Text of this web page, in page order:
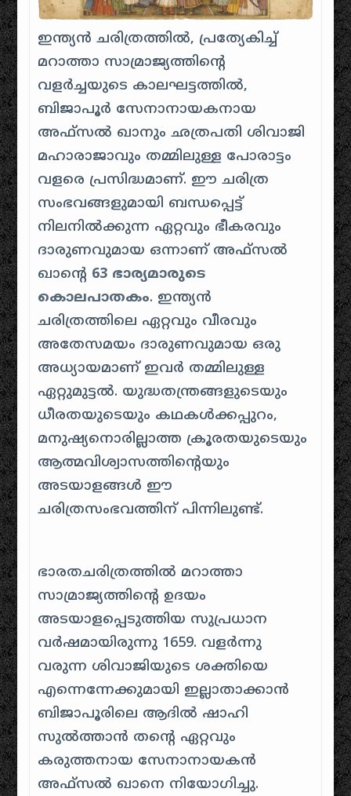
ഇന്ത്യൻ ചരിത്രത്തിൽ, പ്രത്യേകിച്ച്
മറാത്താ സാമ്രാജ്യത്തിന്റെ
വളർച്ചയുടെ കാലഘട്ടത്തിൽ,
ബിജാപൂർ സേനാനായകനായ
അഫ്സൽ ഖാനും ഛത്രപതി ശിവാജി
മഹാരാജാവും തമ്മിലുള്ള പോരാട്ടം
വളരെ പ്രസിദ്ധമാണ്. ഈ ചരിത്ര
സംഭവങ്ങളുമായി ബന്ധപ്പെട്ട്
നിലനിൽക്കുന്ന ഏറ്റവും ഭീകരവും
ദാരുണവുമായ ഒന്നാണ് അഫ്സൽ
ഖാൻ്റെ 63 ഭാര്യമാരുടെ
കൊലപാതകം. ഇന്ത്യൻ
ചരിത്രത്തിലെ ഏറ്റവും വീരവും
അതേസമയം ദാരുണവുമായ ഒരു
അധ്യായമാണ് ഇവർ തമ്മിലുള്ള
ഏറ്റുമുട്ടൽ. യുദ്ധതന്ത്രങ്ങളുടെയും
ധീരതയുടെയും കഥകൾക്കപ്പുറം,
മനുഷ്യനൊരില്ലാത്ത ക്രൂരതയുടെയും
ആത്മവിശ്വാസത്തിന്റെയും
അടയാളങ്ങൾ ഈ
ചരിത്രസംഭവത്തിന് പിന്നിലുണ്ട്.
ഭാരതചരിത്രത്തിൽ മറാത്താ
സാമ്രാജ്യത്തിന്റെ ഉദയം
അടയാളപ്പെടുത്തിയ സുപ്രധാന
വർഷമായിരുന്നു 1659. വളർന്നു
വരുന്ന ശിവാജിയുടെ ശക്തിയെ
എന്നെന്നേക്കുമായി ഇല്ലാതാക്കാൻ
ബിജാപൂരിലെ ആദിൽ ഷാഹി
സുൽത്താൻ തന്റെ ഏറ്റവും
കരുത്തനായ സേനാനായകൻ
അഫ്സൽ ഖാനെ നിയോഗിച്ചു.